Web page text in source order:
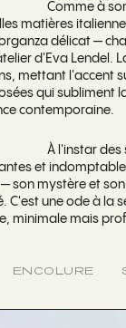
Comme à
matières
délicat —
d'Eva Lendel.
mettant l'accent
qui subliment
contemporaine.
À l'instar des
et
son mystère et
C'est une ode à la
minimale mais
ENCOLURE